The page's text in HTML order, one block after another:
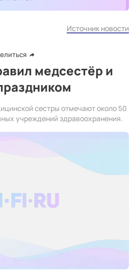
Источник новости
медсестёр и
сестры отмечают около 50
учреждений здравоохранения.